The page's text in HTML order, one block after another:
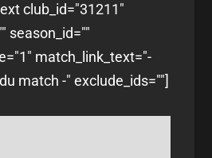
club_id="31211"
season_id=""
match_link_text="-
match -" exclude_ids=""]